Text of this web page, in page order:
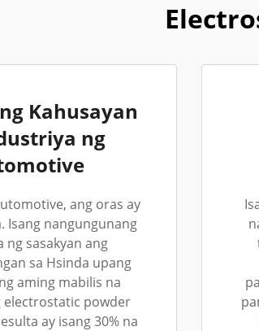
Kahusayan
ng
ang oras ay
Isang nangungunang
ng sasakyan ang
sa Hsinda upang
aming mabilis na
electrostatic powder
ay isang 30% na